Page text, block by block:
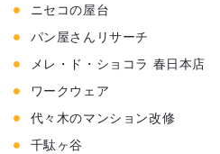
ニセコの屋台
パン屋さんリサーチ
メレ・ド・ショコラ 春日本店
ワークウェア
代々木のマンション改修
千駄ヶ谷